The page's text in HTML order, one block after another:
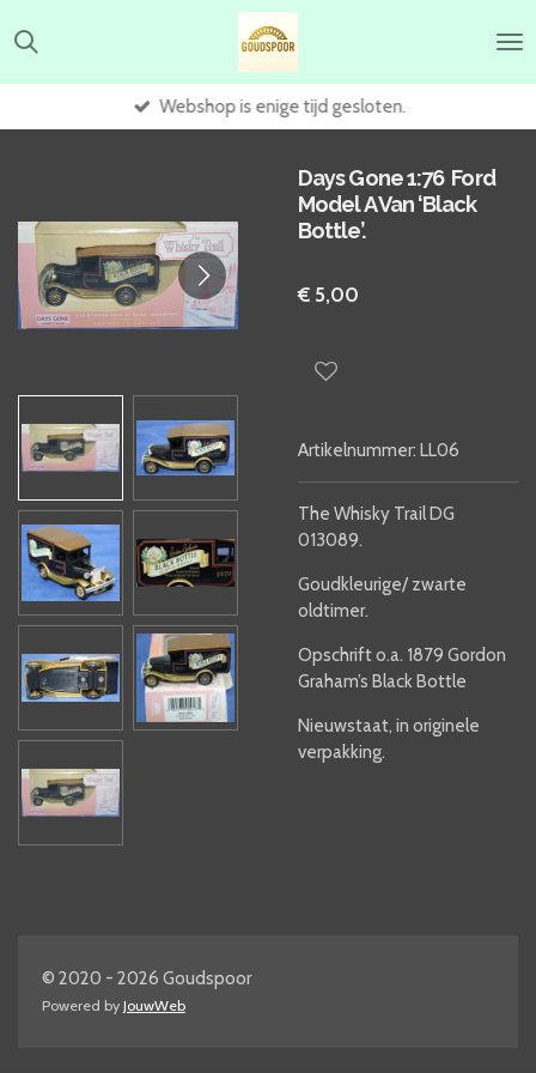
direct
hoofdinhoud
Webshop is enige tijd gesloten.
Days Gone 1:76 Ford
Model A Van ‘Black
Bottle’.
€ 5,00
Artikelnummer: LL06
The Whisky Trail DG
013089.
Goudkleurige/ zwarte
oldtimer.
Opschrift o.a. 1879 Gordon
Graham’s Black Bottle
Nieuwstaat, in originele
verpakking.
© 2020 - 2026 Goudspoor
Powered by JouwWeb